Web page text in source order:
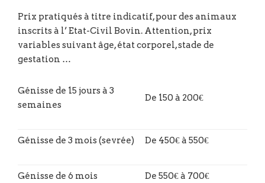
Prix pratiqués à titre indicatif, pour des animaux
inscrits à l’ Etat-Civil Bovin. Attention, prix
variables suivant âge, état corporel, stade de
gestation …
Génisse de 15 jours à 3
semaines
De 150 à 200€
Génisse de 3 mois (sevrée) De 450€ à 550€
Génisse de 6 mois De 550€ à 700€